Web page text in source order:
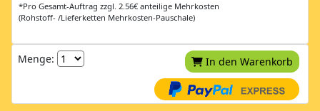
*Pro Gesamt-Auftrag zzgl. 2.56€ anteilige Mehrkosten
(Rohstoff- /Lieferketten Mehrkosten-Pauschale)
Menge: In den Warenkorb